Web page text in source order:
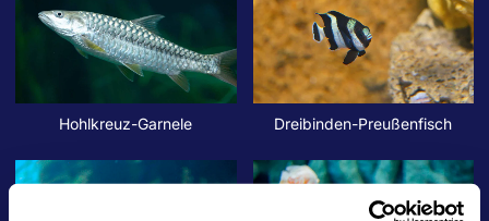
Hohlkreuz-Garnele Dreibinden-Preußenfisch